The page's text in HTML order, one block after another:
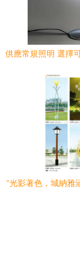
供應常規照明 選擇
“光影著色，城納雅